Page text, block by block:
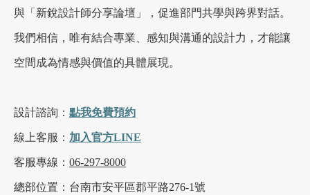
與「新銳設計師分享論壇」，促進部門共學與跨界對話。
我們相信，唯有結合專業、感知與溝通的設計力，才能讓
空間成為情感與價值的具體展現。
設計諮詢： 點我免費預約
線上客服： 加入官方LINE
客服專線： 06-297-8000
總部位置：台南市安平區郡平路276-1號